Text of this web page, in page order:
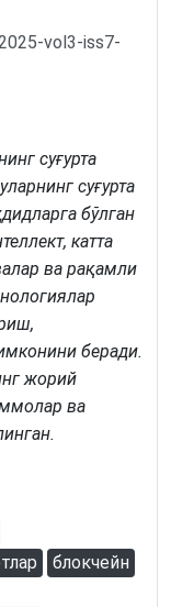
vol3-iss7-
суғурта
суғурта
бўлган
катта
ва рақамли
беради.
жорий
ва
блокчейн